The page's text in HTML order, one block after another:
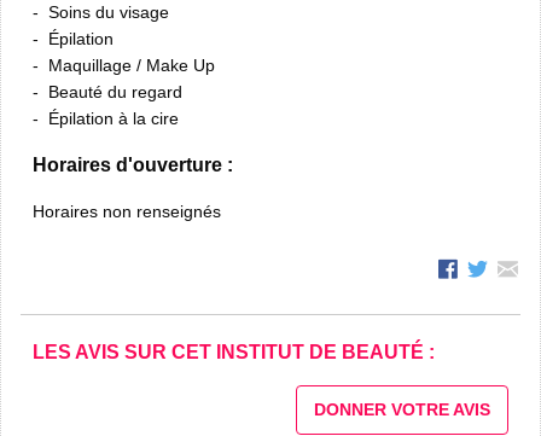
Soins du visage
Épilation
Maquillage / Make Up
Beauté du regard
Épilation à la cire
Horaires d'ouverture :
Horaires non renseignés
LES AVIS SUR CET INSTITUT DE BEAUTÉ :
DONNER VOTRE AVIS